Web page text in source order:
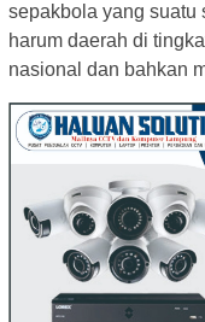
sepakbola yang suatu
harum daerah di
nasional dan bahkan